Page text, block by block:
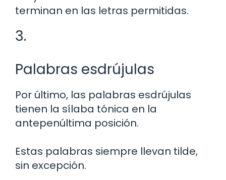
terminan en las letras permitidas.
3.
Palabras esdrújulas
Por último, las palabras esdrújulas
tienen la sílaba tónica en la
antepenúltima posición.
Estas palabras siempre llevan tilde,
sin excepción.